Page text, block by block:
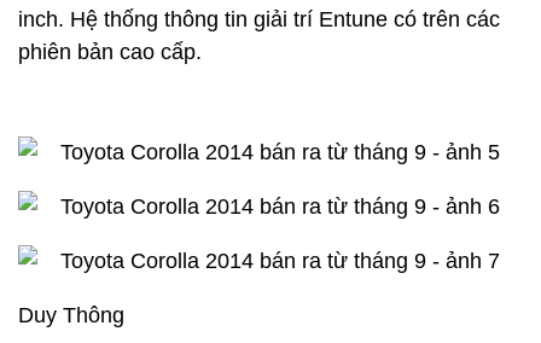
inch. Hệ thống thông tin giải trí Entune có trên các
phiên bản cao cấp.
Duy Thông